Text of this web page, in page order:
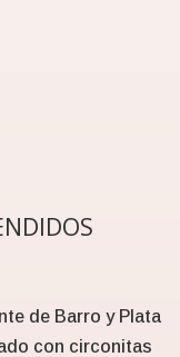
de Barro y Plata
con circonitas